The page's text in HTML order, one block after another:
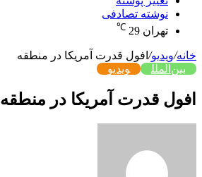
نوشته تصادفی
تهران 29
℃
خانه/ویدیو/ افول قدرت آمریکا در منطقه
بین‌الملل
ویدیو
افول قدرت آمریکا در منطقه